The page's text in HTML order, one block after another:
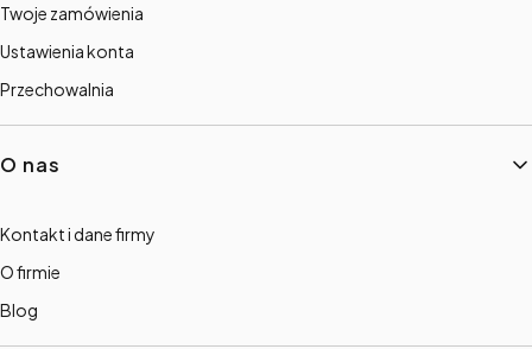
Twoje zamówienia
Ustawienia konta
Przechowalnia
O nas
Kontakt i dane firmy
O firmie
Blog